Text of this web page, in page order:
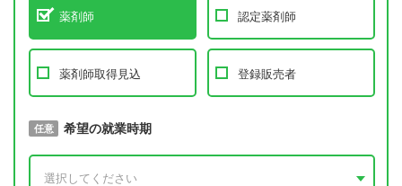
薬剤師 認定薬剤師
薬剤師取得見込 登録販売者
必須 取得予定年
任意 希望の就業時期